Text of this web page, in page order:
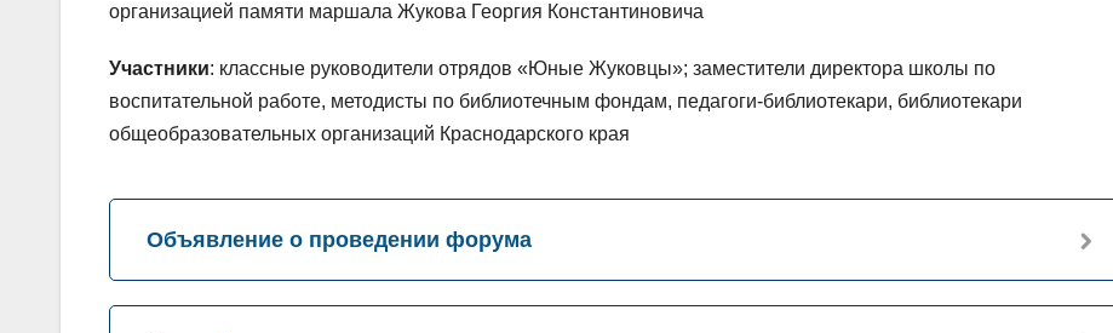
организацией памяти маршала Жукова Георгия Константиновича
Участники: классные руководители отрядов «Юные Жуковцы»; заместители директора школы по
воспитательной работе, методисты по библиотечным фондам, педагоги-библиотекари, библиотекари
общеобразовательных организаций Краснодарского края
Объявление о проведении форума